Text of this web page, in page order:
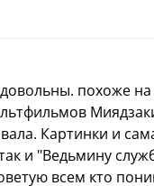
похоже на
Картинки и
и "Ведьмину
всем кто